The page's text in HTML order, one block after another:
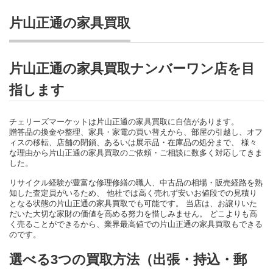
片山正通の家具買取
片山正通の家具買取ナンバーワン店を目
指します
チェリーズマーケットは片山正通の家具買取に自信があります。
贈答品の換金や整理、家具・家電の買い替えから、部屋の引越し、オフ
ィスの移転、店舗の閉鎖、あるいは展示品・在庫品の処分まで、 様々
な理由から片山正通の家具買取のご依頼・ご相談に数多く対応してきま
した。
リサイクル経験が豊富な修理修繕の職人、中古品の相場・販売経路を熟
知した査定員がいるため、 他社では高く売れず安いお値段での見積り
となる状態の片山正通の家具買取でも可能です。 当店は、お譲りいた
だいた大切な家財の価値を高める努力を惜しみません。 どこよりも高
く売ることができるから、業界最高値での片山正通の家具買取もできる
のです。
選べる3つの買取方法（出張・持込・郵